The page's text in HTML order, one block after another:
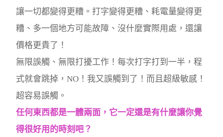
讓一切都變得更糟。打字變得更糟、耗電量變得更
糟、多一個地方可能故障、沒什麼實際用處，還讓
價格更貴了！
無限誤觸、無限打擾工作！每次打字打到一半，程
式就會跳掉，NO！我又誤觸到了！而且超級敏感！
超容易誤觸。
任何東西都是一體兩面，它一定還是有什麼讓你覺
得很好用的時刻吧？